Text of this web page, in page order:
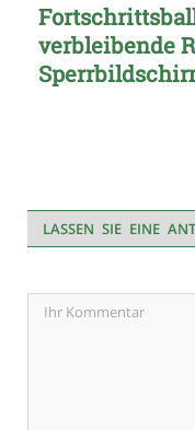
verbleibende
LASSEN SIE EINE